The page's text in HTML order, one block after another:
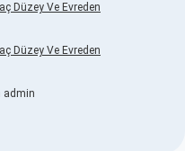
Düzey Ve Evreden
Düzey Ve Evreden
admin